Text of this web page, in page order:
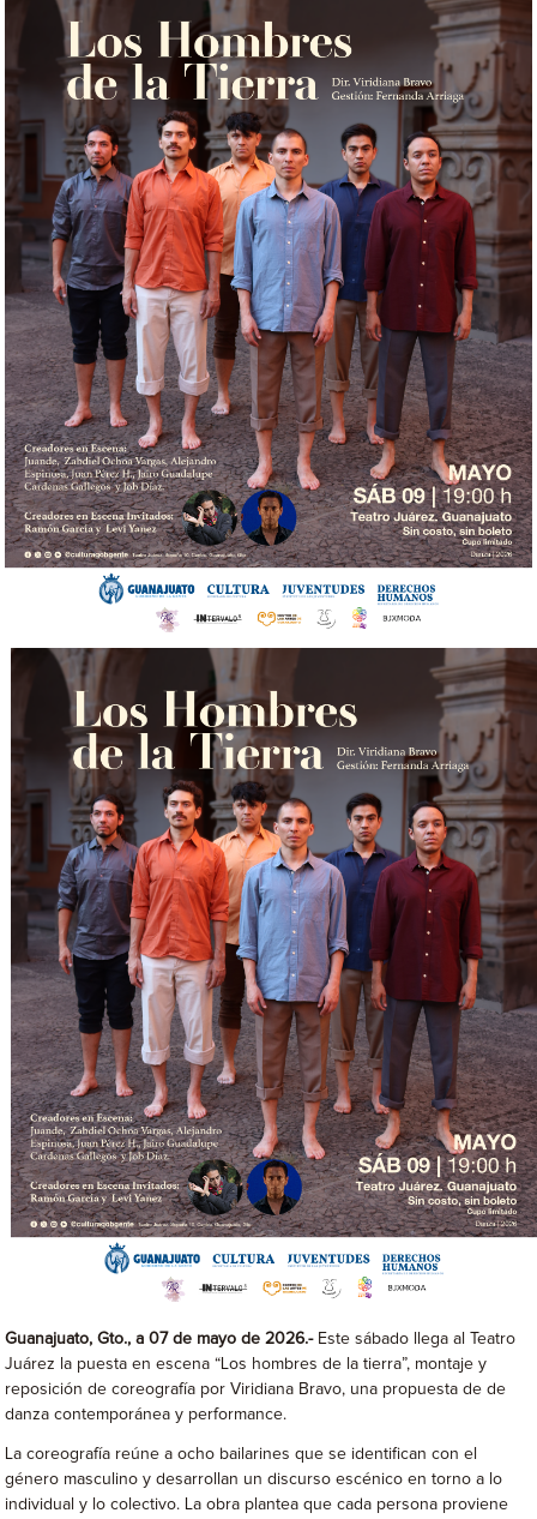
Guanajuato, Gto., a 07 de mayo de 2026.- Este sábado llega al Teatro
Juárez la puesta en escena “Los hombres de la tierra”, montaje y
reposición de coreografía por Viridiana Bravo, una propuesta de de
danza contemporánea y performance.
La coreografía reúne a ocho bailarines que se identifican con el
género masculino y desarrollan un discurso escénico en torno a lo
individual y lo colectivo. La obra plantea que cada persona proviene